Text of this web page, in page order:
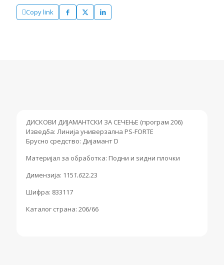
Copy link
ДИСКОВИ ДИЈАМАНТСКИ ЗА СЕЧЕЊЕ (програм 206)
Изведба: Линија универзална PS-FORTE
Брусно средство: Дијамант D
Материјал за обработка: Подни и ѕидни плочки
Димензија: 1151.622.23
Шифра: 833117
Каталог страна: 206/66